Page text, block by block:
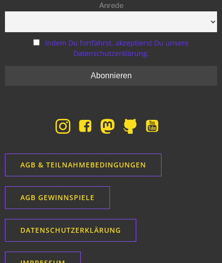
Anrede
Indem Du fortfährst, akzeptierst Du unsere
Datenschutzerklärung.
AGB & TEILNAHMEBEDINGUNGEN
AGB GEWINNSPIELE
DATENSCHUTZERKLÄRUNG